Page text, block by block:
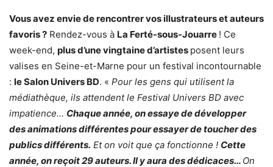
Vous avez envie de rencontrer vos illustrateurs et auteurs
favoris ? Rendez-vous à La Ferté-sous-Jouarre ! Ce
week-end, plus d’une vingtaine d’artistes posent leurs
valises en Seine-et-Marne pour un festival incontournable
: le Salon Univers BD. « Pour les gens qui utilisent la
médiathèque, ils attendent le Festival Univers BD avec
impatience… Chaque année, on essaye de développer
des animations différentes pour essayer de toucher des
publics différents. Et on voit que ça fonctionne ! Cette
année, on reçoit 29 auteurs. Il y aura des dédicaces… On